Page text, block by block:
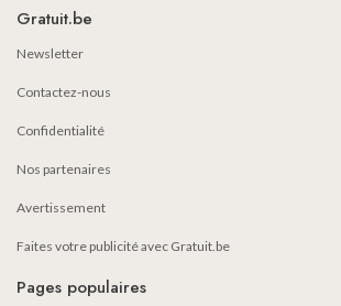
Gratuit.be
Newsletter
Contactez-nous
Confidentialité
Nos partenaires
Avertissement
Faites votre publicité avec Gratuit.be
Pages populaires